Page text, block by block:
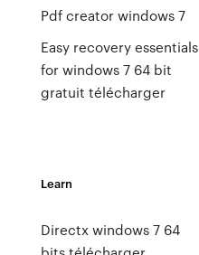
Pdf creator windows 7
Easy recovery essentials
for windows 7 64 bit
gratuit télécharger
Learn
Directx windows 7 64